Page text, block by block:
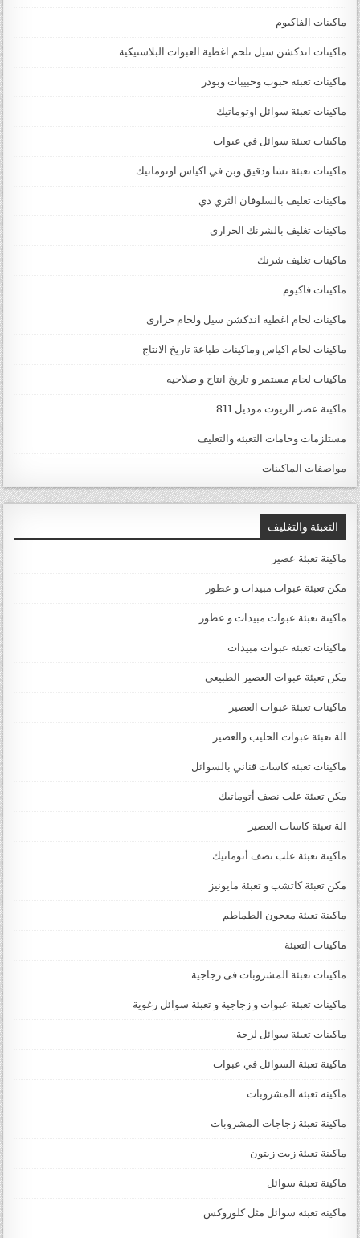
ماكينات الفاكيوم
ماكينات اندكشن سيل تلحم اغطية العبوات البلاستيكية
ماكينات تعبئة حبوب وحبيبات وبودر
ماكينات تعبئة سوائل اوتوماتيك
ماكينات تعبئة سوائل في عبوات
ماكينات تعبئة نشا ودقيق وبن في اكياس اوتوماتيك
ماكينات تغليف بالسلوفان الثري دي
ماكينات تغليف بالشرنك الحراري
ماكينات تغليف شرنك
ماكينات فاكيوم
ماكينات لحام اغطية اندكشن سيل ولحام حرارى
ماكينات لحام اكياس وماكينات طباعة تاريخ الانتاج
ماكينات لحام مستمر و تاريخ انتاج و صلاحيه
ماكينة عصر الزيوت موديل 811
مستلزمات وخامات التعبئة والتغليف
مواصفات الماكينات
التعبئة والتغليف
ماكينة تعبئة عصير
مكن تعبئة عبوات مبيدات و عطور
ماكينة تعبئة عبوات مبيدات و عطور
ماكينات تعبئة عبوات مبيدات
مكن تعبئة عبوات العصير الطبيعي
ماكينات تعبئة عبوات العصير
الة تعبئة عبوات الحليب والعصير
ماكينات تعبئة كاسات قناني بالسوائل
مكن تعبئة علب نصف أتوماتيك
الة تعبئة كاسات العصير
ماكينة تعبئة علب نصف أتوماتيك
مكن تعبئة كاتشب و تعبئة مايونيز
ماكينة تعبئة معجون الطماطم
ماكينات التعبئة
ماكينات تعبئة المشروبات فى زجاجية
ماكينات تعبئة عبوات و زجاجية و تعبئة سوائل رغوية
ماكينات تعبئة سوائل لزجة
‏‏‏ماكينة تعبئة السوائل في عبوات
ماكينة تعبئة المشروبات
ماكينة تعبئة زجاجات المشروبات
ماكينة تعبئة زيت زيتون
ماكينة تعبئة سوائل
ماكينة تعبئة سوائل مثل كلوروكس